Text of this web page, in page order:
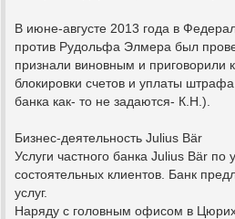
В июне-августе 2013 года в
против Рудольфа Элмера был
признали виновным и
блокировки счетов и уплаты
банка как- то не задаются- К.Н.).
Бизнес-деятельность Julius Bär
Услуги частного банка Julius Bär
состоятельных клиентов. Банк
услуг.
Наряду с головным офисом в